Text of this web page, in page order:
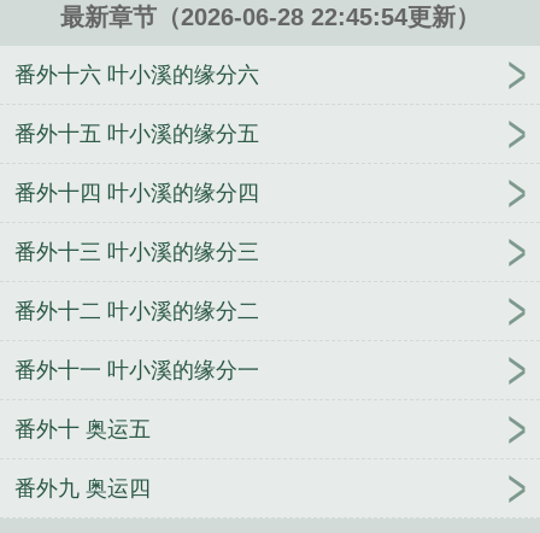
息，这辈子他也没什么大理想大志向，只想挽回遗
《重回1982小渔村》是一杯冰柠檬水精心创作的都市
柠檬水 重回1982小渔村百度
重回1982小渔村123读
书网 江尘夏蕊儿 重生之凰斗
神偷囧妃
是真千金
小心肝 郡主三休夫
舅舅快认错妈咪才是
一个治疗术下去你可能会死江尘夏蕊儿
锦绣双
玉米粥
舅舅快认错妈咪才是真千金最新章节
最新章节（2026-06-28 22:45:54更新）
番外十六 叶小溪的缘分六
番外十五 叶小溪的缘分五
番外十四 叶小溪的缘分四
番外十三 叶小溪的缘分三
番外十二 叶小溪的缘分二
番外十一 叶小溪的缘分一
番外十 奥运五
番外九 奥运四